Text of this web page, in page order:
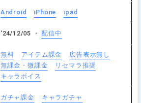
Android iPhone ipad
'24/12/05 ・配信中
無料 アイテム課金
広告表示無し
無課金・微課金
リセマラ推奨
キャラボイス
ガチャ課金 キャラガチャ